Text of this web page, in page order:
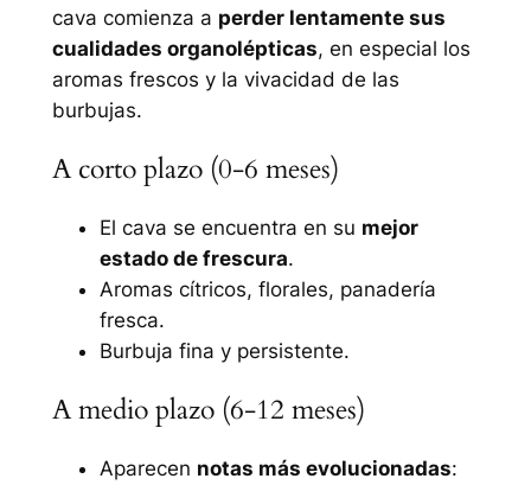
cava comienza a perder lentamente sus
cualidades organolépticas, en especial los
aromas frescos y la vivacidad de las
burbujas.
A corto plazo (0-6 meses)
El cava se encuentra en su mejor
estado de frescura.
Aromas cítricos, florales, panadería
fresca.
Burbuja fina y persistente.
A medio plazo (6-12 meses)
Aparecen notas más evolucionadas: